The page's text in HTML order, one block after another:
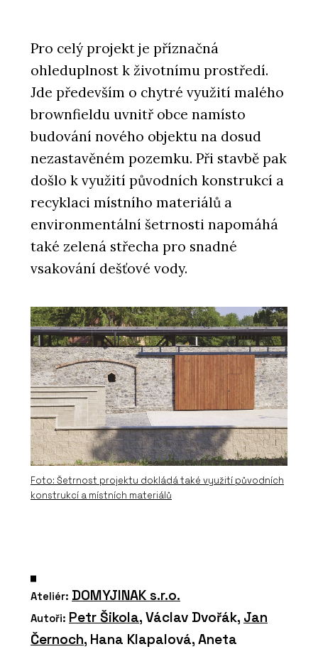
Pro celý projekt je příznačná
ohleduplnost k životnímu prostředí.
Jde především o chytré využití malého
brownfieldu uvnitř obce namísto
budování nového objektu na dosud
nezastavěném pozemku. Při stavbě pak
došlo k využití původních konstrukcí a
recyklaci místního materiálů a
environmentální šetrnosti napomáhá
také zelená střecha pro snadné
vsakování dešťové vody.
Foto: Šetrnost projektu dokládá také využití původních
konstrukcí a místních materiálů
Ateliér: DOMYJINAK s.r.o.
Autoři: Petr Šikola, Václav Dvořák, Jan
Černoch, Hana Klapalová, Aneta